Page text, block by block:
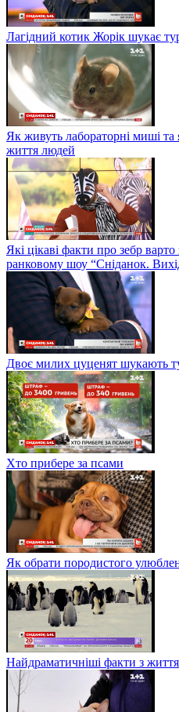
Лагідний котик Жорік шукає
Як живуть лабораторні миші
життя людей
Які цікаві факти про зебр
ранковому шоу “Сніданок.
Двоє милих цуценят шукають
Хто прибере за псами
Як обрати породистого
Найдраматичніші факти з